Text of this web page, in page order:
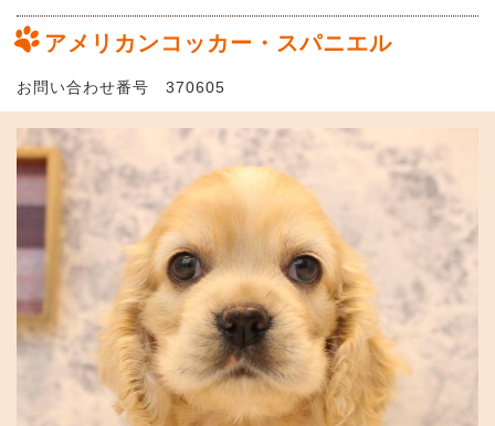
アメリカンコッカー・スパニエル
お問い合わせ番号 370605